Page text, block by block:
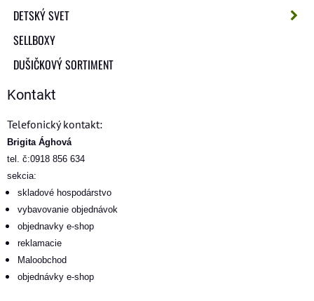
DETSKÝ SVET
SELLBOXY
DUŠIČKOVÝ SORTIMENT
Kontakt
Telefonický kontakt:
Brigita Ághová
tel. č:0918 856 634
sekcia:
skladové hospodárstvo
vybavovanie objednávok
objednavky e-shop
reklamacie
Maloobchod
objednávky e-shop